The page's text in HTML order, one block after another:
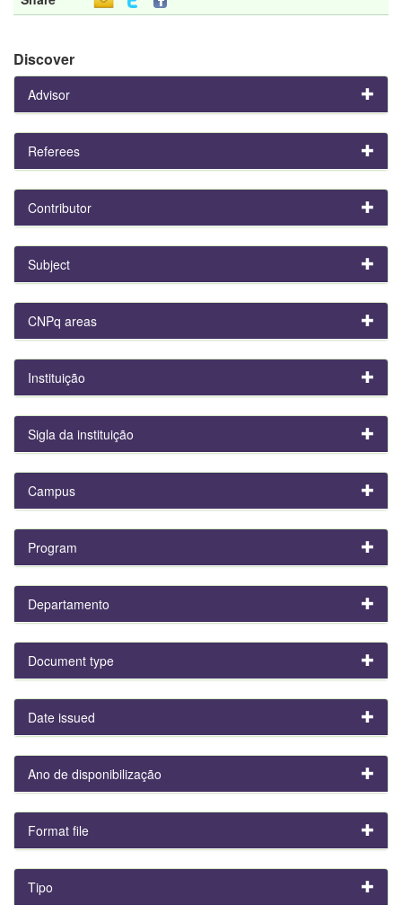
Discover
Advisor
Referees
Contributor
Subject
CNPq areas
Instituição
Sigla da instituição
Campus
Program
Departamento
Document type
Date issued
Ano de disponibilização
Format file
Tipo